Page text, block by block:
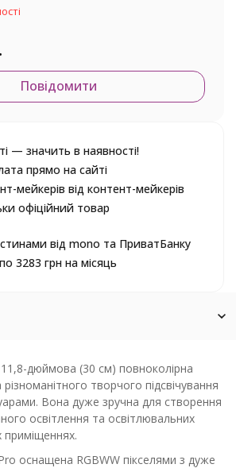
Повідомити
— значить в наявності!
прямо на сайті
мейкерів від контент-мейкерів
офіційний товар
від mono та ПриватБанку
3283 грн на місяць
дюймова (30 см) повноколірна
творчого підсвічування
Вона дуже зручна для створення
освітлення та освітлювальних
приміщеннях.
оснащена RGBWW пікселями з дуже